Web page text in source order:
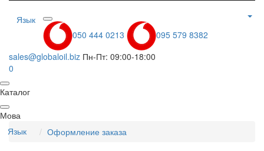
Язык
050 444 0213
095 579 8382
sales@globaloil.biz Пн-Пт: 09:00-18:00
0
Каталог
Мова
Язык
Оформление заказа